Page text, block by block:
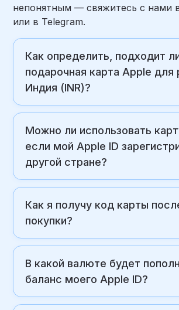
непонятным — свяжитесь с нами
или в Telegram.
Как определить, подходит
подарочная карта Apple для
Индия (INR)?
Можно ли использовать
если мой Apple ID
другой стране?
Как я получу код карты
покупки?
В какой валюте будет
баланс моего Apple ID?